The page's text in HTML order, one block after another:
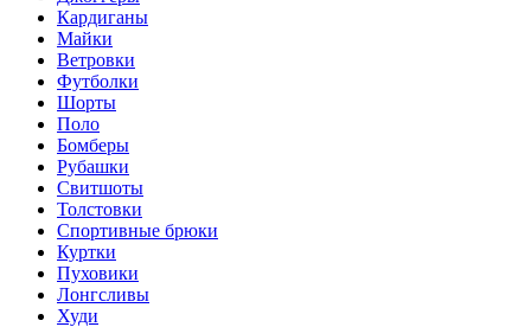
Кардиганы
Майки
Ветровки
Футболки
Шорты
Поло
Бомберы
Рубашки
Свитшоты
Толстовки
Спортивные брюки
Куртки
Пуховики
Лонгсливы
Худи